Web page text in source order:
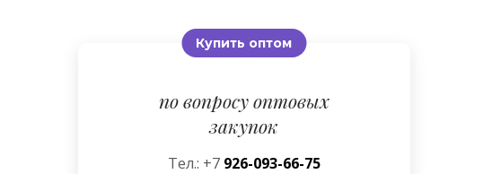
Купить оптом
по вопросу оптовых
закупок
Тел.: +7 926-093-66-75